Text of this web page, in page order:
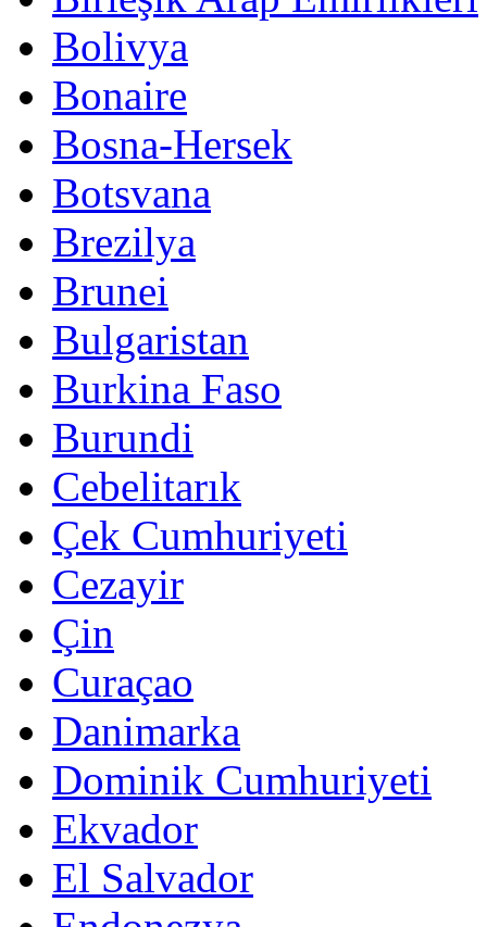
Bolivya
Bonaire
Bosna-Hersek
Botsvana
Brezilya
Brunei
Bulgaristan
Burkina Faso
Burundi
Cebelitarık
Çek Cumhuriyeti
Cezayir
Çin
Curaçao
Danimarka
Dominik Cumhuriyeti
Ekvador
El Salvador